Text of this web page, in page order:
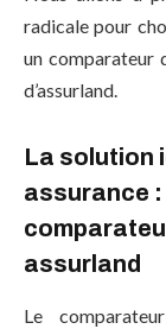
radicale pour
un comparateur
d’assurland.
La solution
assurance
assurland
Le